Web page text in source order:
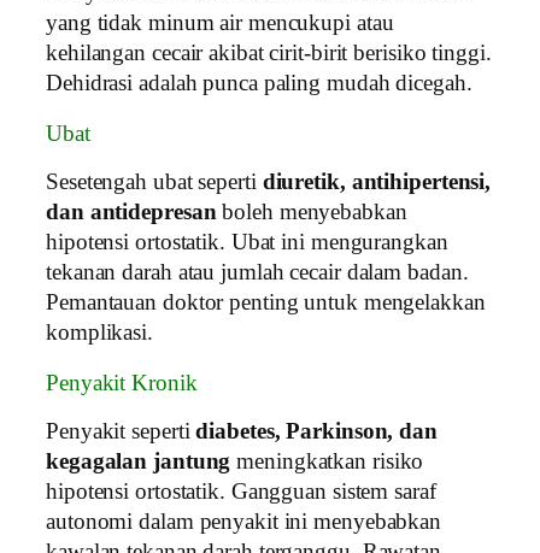
yang tidak minum air mencukupi atau
kehilangan cecair akibat cirit‑birit berisiko tinggi.
Dehidrasi adalah punca paling mudah dicegah.
Ubat
Sesetengah ubat seperti diuretik, antihipertensi,
dan antidepresanboleh menyebabkan
hipotensi ortostatik. Ubat ini mengurangkan
tekanan darah atau jumlah cecair dalam badan.
Pemantauan doktor penting untuk mengelakkan
komplikasi.
Penyakit Kronik
Penyakit sepertidiabetes, Parkinson, dan
kegagalan jantung meningkatkan risiko
hipotensi ortostatik. Gangguan sistem saraf
autonomi dalam penyakit ini menyebabkan